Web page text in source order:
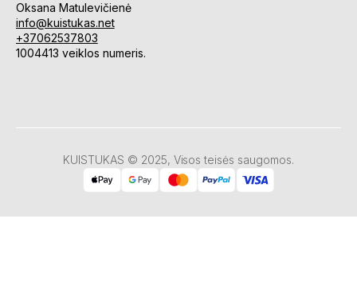
Oksana Matulevičienė
info@kuistukas.net
+37062537803
1004413 veiklos numeris.
KUISTUKAS © 2025, Visos teisės saugomos.